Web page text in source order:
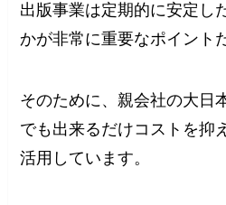
出版事業は定期的に安定し
かが非常に重要なポイント
そのために、親会社の大日
でも出来るだけコストを抑
活用しています。